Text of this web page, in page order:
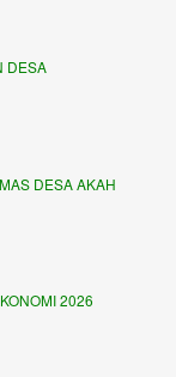
DESA
DESA AKAH
2026